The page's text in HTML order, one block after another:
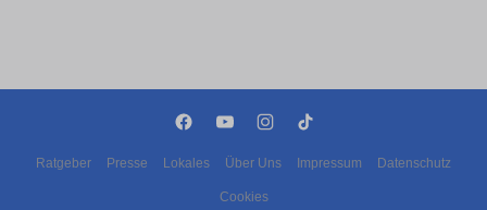
Ratgeber Presse Lokales Über Uns Impressum Datenschutz
Cookies